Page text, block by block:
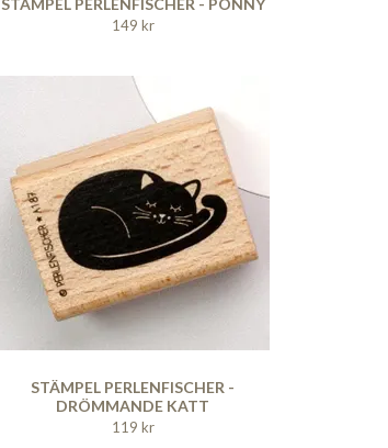
STÄMPEL PERLENFISCHER - PONNY
149 kr
STÄMPEL PERLENFISCHER -
DRÖMMANDE KATT
119 kr